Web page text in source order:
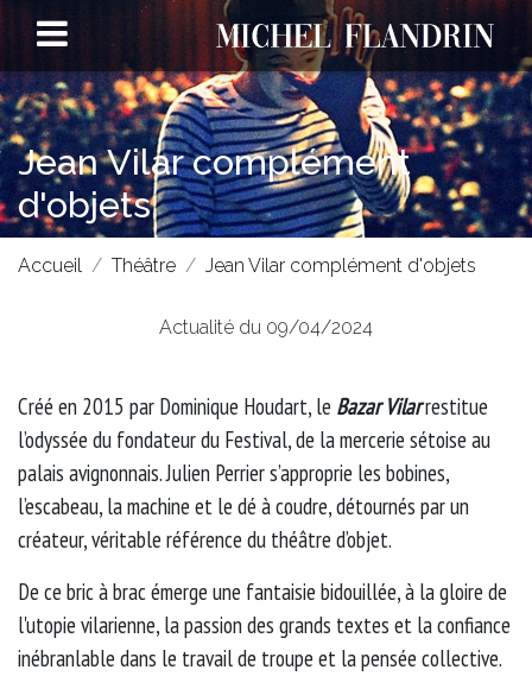
Jean Vilar complément
d'objets
Accueil Théâtre Jean Vilar complément d'objets
Actualité du 09/04/2024
Créé en 2015 par Dominique Houdart, le Bazar Vilarrestitue
l’odyssée du fondateur du Festival, de la mercerie sétoise au
palais avignonnais. Julien Perrier s’approprie les bobines,
l’escabeau, la machine et le dé à coudre, détournés par un
créateur, véritable référence du théâtre d’objet.
De ce bric à brac émerge une fantaisie bidouillée, à la gloire de
l'utopie vilarienne, la passion des grands textes et la confiance
inébranlable dans le travail de troupe et la pensée collective.